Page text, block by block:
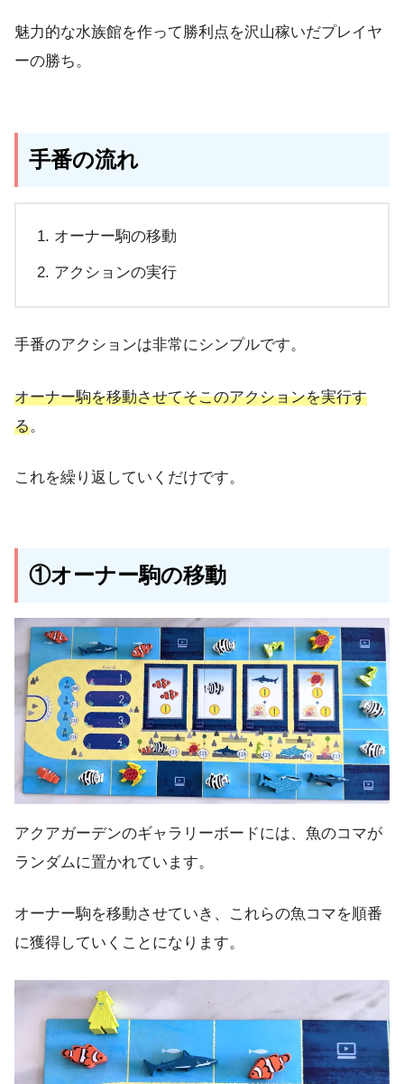
魅力的な水族館を作って勝利点を沢山稼いだプレイヤ
ーの勝ち。
手番の流れ
オーナー駒の移動
アクションの実行
手番のアクションは非常にシンプルです。
オーナー駒を移動させてそこのアクションを実行す
る。
これを繰り返していくだけです。
①オーナー駒の移動
アクアガーデンのギャラリーボードには、魚のコマが
ランダムに置かれています。
オーナー駒を移動させていき、これらの魚コマを順番
に獲得していくことになります。